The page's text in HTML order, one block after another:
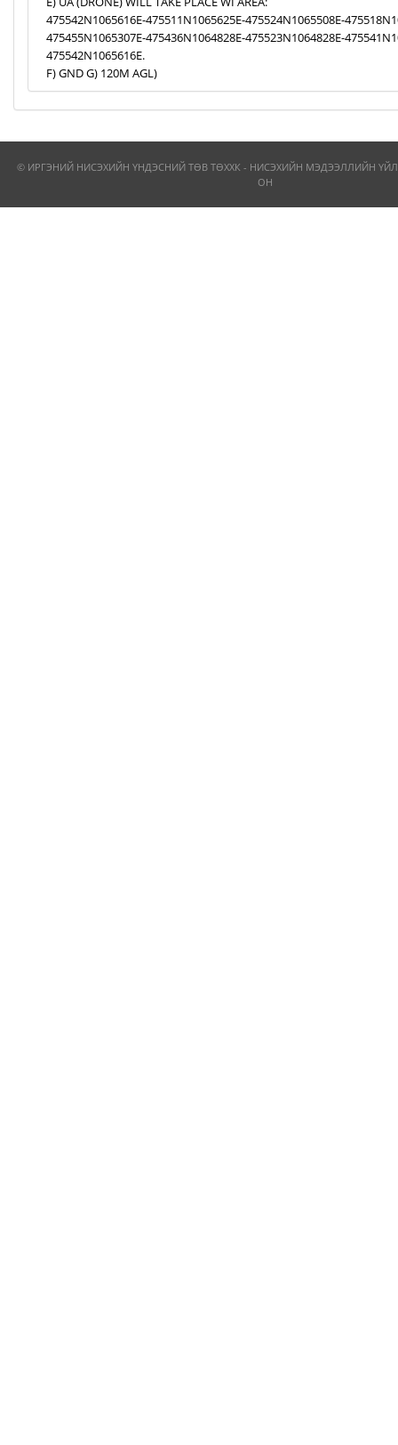
475542N1065616E-475511N1065625E-475524N1065508E-
475455N1065307E-475436N1064828E-475523N1064828E-
475542N1065616E.
F) GND G) 120M AGL)
© ИРГЭНИЙ НИСЭХИЙН ҮНДЭСНИЙ ТӨВ ТӨХХК - НИСЭХИЙН МЭДЭЭЛЛИЙН
ОН